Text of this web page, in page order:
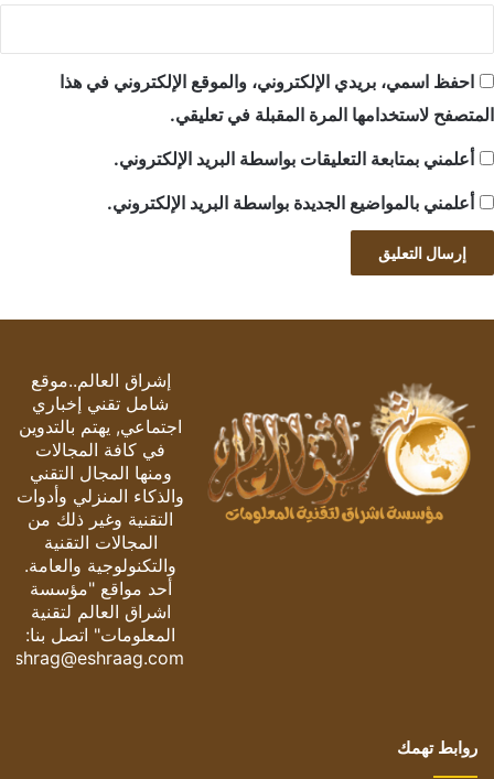
احفظ اسمي، بريدي الإلكتروني، والموقع الإلكتروني في هذا
المتصفح لاستخدامها المرة المقبلة في تعليقي.
أعلمني بمتابعة التعليقات بواسطة البريد الإلكتروني.
أعلمني بالمواضيع الجديدة بواسطة البريد الإلكتروني.
إشراق العالم..موقع
شامل تقني إخباري
اجتماعي, يهتم بالتدوين
في كافة المجالات
ومنها المجال التقني
والذكاء المنزلي وأدوات
التقنية وغير ذلك من
المجالات التقنية
والتكنولوجية والعامة.
أحد مواقع "مؤسسة
اشراق العالم لتقنية
المعلومات" اتصل بنا:
eshrag@eshraag.com
روابط تهمك